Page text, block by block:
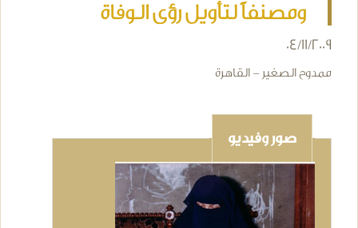
ومصنفاً لتأويل رؤى الوفاة
04/11/2009
ممدوح الصغير - القاهرة
صور وفيديو